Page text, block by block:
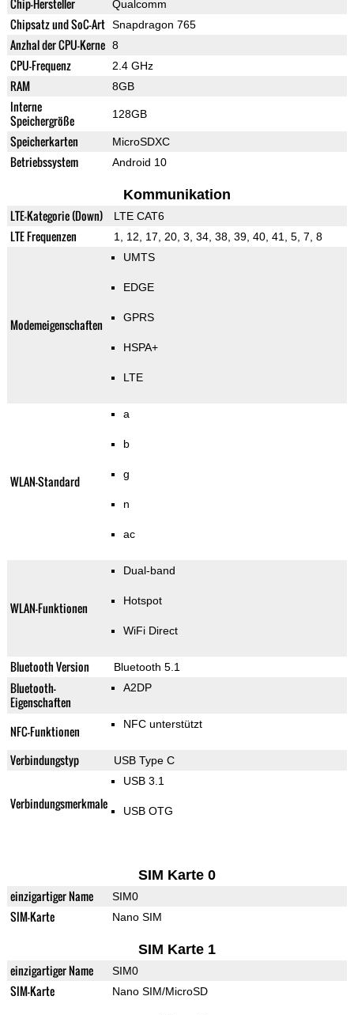
Chip-Hersteller Qualcomm
Chipsatz und SoC-Art Snapdragon 765
Anzhal der CPU-Kerne 8
CPU-Frequenz 2.4 GHz
RAM 8GB
Interne
Speichergröße
128GB
Speicherkarten MicroSDXC
Betriebssystem Android 10
Kommunikation
LTE-Kategorie (Down) LTE CAT6
LTE Frequenzen 1, 12, 17, 20, 3, 34, 38, 39, 40, 41, 5, 7, 8
Modemeigenschaften
UMTS
EDGE
GPRS
HSPA+
LTE
WLAN-Standard
a
b
g
n
ac
WLAN-Funktionen
Dual-band
Hotspot
WiFi Direct
Bluetooth Version Bluetooth 5.1
Bluetooth-
Eigenschaften
A2DP
NFC-Funktionen NFC unterstützt
Verbindungstyp USB Type C
Verbindungsmerkmale
USB 3.1
USB OTG
SIM Karte 0
einzigartiger Name SIM0
SIM-Karte Nano SIM
SIM Karte 1
einzigartiger Name SIM0
SIM-Karte Nano SIM/MicroSD